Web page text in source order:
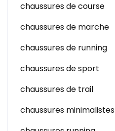
chaussures de course
chaussures de marche
chaussures de running
chaussures de sport
chaussures de trail
chaussures minimalistes